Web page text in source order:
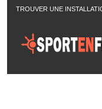
TROUVER UNE